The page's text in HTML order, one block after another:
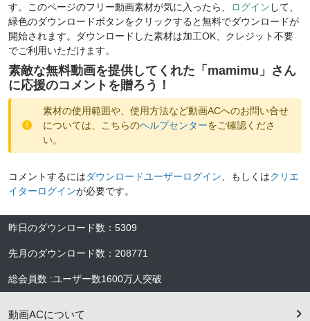
す。このページのフリー動画素材が気に入ったら、
ログイン して、
緑色のダウンロードボタンをクリックすると無料でダウンロードが
開始されます。ダウンロードした素材は加工OK、クレジット不要
でご利用いただけます。
素敵な無料動画を提供してくれた「 mamimu 」さん
に応援のコメントを贈ろう！
素材の使用範囲や、使用方法など動画ACへのお問い合せ
については、こちらのヘルプセンターをご確認くださ
い。
コメントするにはダウンロードユーザーログイン 、もしくはクリエ
イターログインが必要です。
昨日のダウンロード数 ： 5309
先月のダウンロード数 ： 208771
総会員数 :ユーザー数1600万人 突破
動画ACについて